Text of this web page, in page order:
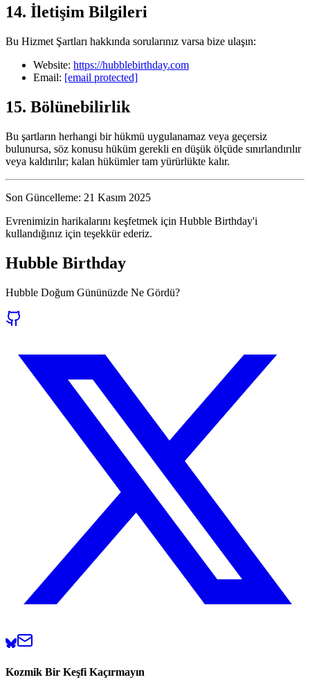
14. İletişim Bilgileri
Bu Hizmet Şartları hakkında sorularınız varsa bize ulaşın:
Website: https://hubblebirthday.com
Email: [email protected]
15. Bölünebilirlik
Bu şartların herhangi bir hükmü uygulanamaz veya geçersiz
bulunursa, söz konusu hüküm gerekli en düşük ölçüde sınırlandırılır
veya kaldırılır; kalan hükümler tam yürürlükte kalır.
Son Güncelleme: 21 Kasım 2025
Evrenimizin harikalarını keşfetmek için Hubble Birthday'i
kullandığınız için teşekkür ederiz.
Hubble Birthday
Hubble Doğum Gününüzde Ne Gördü?
Kozmik Bir Keşfi Kaçırmayın